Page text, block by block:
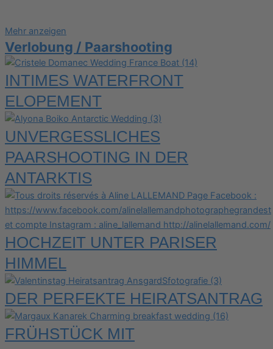
Mehr anzeigen
Verlobung / Paarshooting
INTIMES WATERFRONT
ELOPEMENT
UNVERGESSLICHES
PAARSHOOTING IN DER
ANTARKTIS
HOCHZEIT UNTER PARISER
HIMMEL
DER PERFEKTE HEIRATSANTRAG
FRÜHSTÜCK MIT